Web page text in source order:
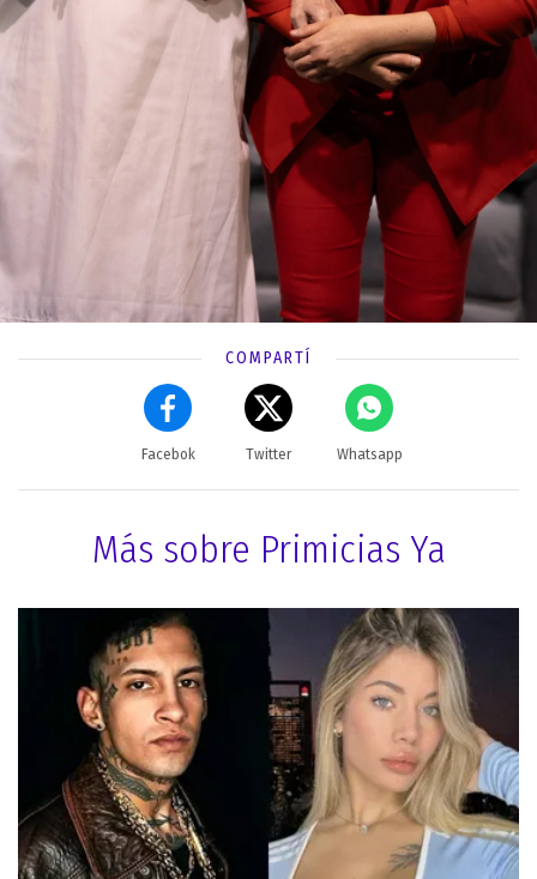
COMPARTÍ
Facebok Twitter Whatsapp
Más sobre Primicias Ya